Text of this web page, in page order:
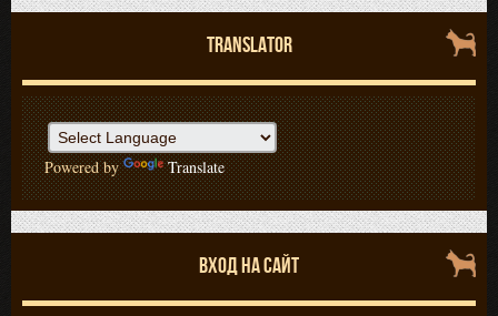
TRANSLATOR
Powered by Translate
ВХОД НА САЙТ